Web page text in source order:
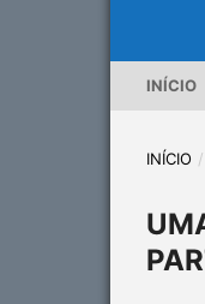
INÍCIO
INÍCIO /